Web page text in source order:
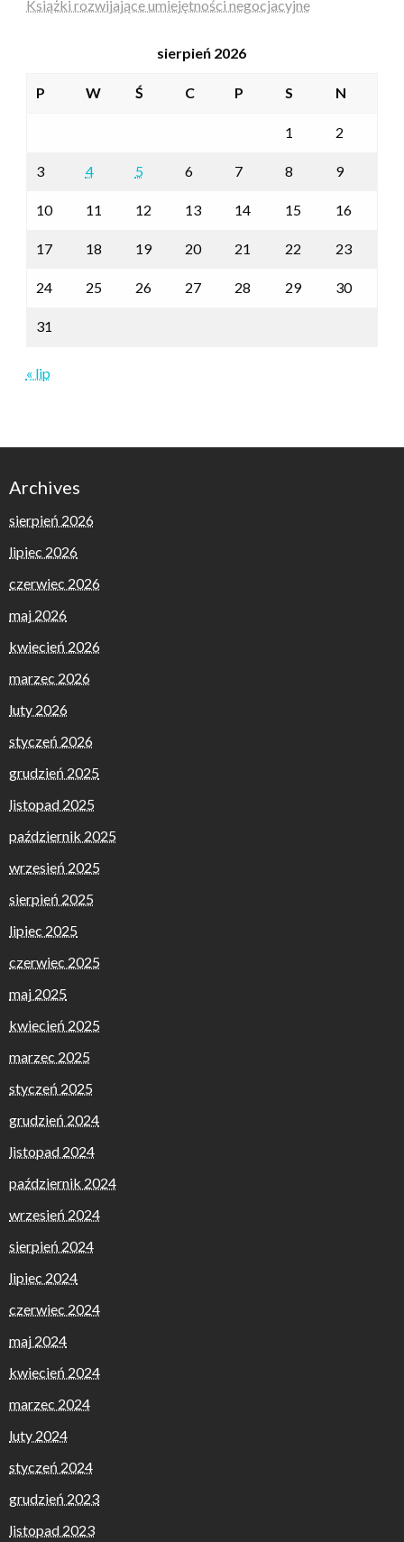
Książki rozwijające umiejętności negocjacyjne
sierpień 2026
P W Ś C P S N
1 2
3 4 5 6 7 8 9
10 11 12 13 14 15 16
17 18 19 20 21 22 23
24 25 26 27 28 29 30
31
« lip
Archives
sierpień 2026
lipiec 2026
czerwiec 2026
maj 2026
kwiecień 2026
marzec 2026
luty 2026
styczeń 2026
grudzień 2025
listopad 2025
październik 2025
wrzesień 2025
sierpień 2025
lipiec 2025
czerwiec 2025
maj 2025
kwiecień 2025
marzec 2025
styczeń 2025
grudzień 2024
listopad 2024
październik 2024
wrzesień 2024
sierpień 2024
lipiec 2024
czerwiec 2024
maj 2024
kwiecień 2024
marzec 2024
luty 2024
styczeń 2024
grudzień 2023
listopad 2023